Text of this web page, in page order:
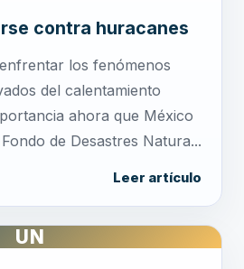
contra huracanes
los fenómenos
del calentamiento
ahora que México
de Desastres Natura...
Leer artículo
UN